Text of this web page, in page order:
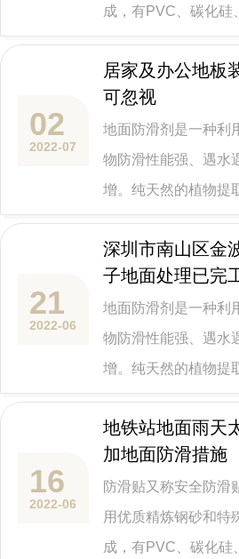
斜坡公共区域场所。
成，有PVC、碳化硅
聚合物、玻璃珠等不
要功能用在台阶和斜
跌倒受伤。防滑贴可
校、医院、幼儿园、
堂、游乐场、事业单
斜坡公共区域场所。
02
2022-07
居家及办公地板
可忽视
地面防滑剂是一种利
物防滑性能强、遇水
增。纯天然的植物提
无异味，操作施工后
害，是绿色环保高科
然材质表面如：陶瓷
石、缸砖、混凝土、
提高天然石材地板的
速的简便方法。一次
挥作用。维护工作量
于硬质地板砖湿滑可
问题。
21
2022-06
深圳市南山区金
子地面处理已完
地面防滑剂是一种利
物防滑性能强、遇水
增。纯天然的植物提
无异味，操作施工后
害，是绿色环保高科
然材质表面如：陶瓷
石、缸砖、混凝土、
提高天然石材地板的
速的简便方法。一次
16
2022-06
地铁站地面雨天
加地面防滑措施
防滑贴又称安全防滑
用优质精炼钢砂和特
成，有PVC、碳化硅